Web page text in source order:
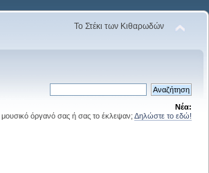
Το Στέκι των Κιθαρωδών
Νέα:
μουσικό όργανό σας ή σας το έκλεψαν; Δηλώστε το εδώ!